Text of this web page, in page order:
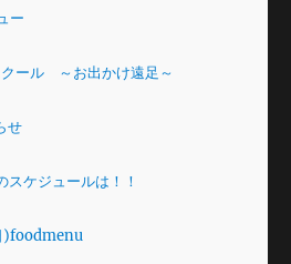
ー
ール ～お出かけ遠足～
せ
スケジュールは！！
)foodmenu